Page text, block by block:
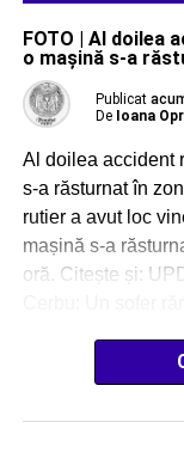
FOTO | Al doilea
o mașină s-a
Publicat
De Ioana
Al doilea accident
s-a răsturnat în
rutier a avut loc
mașină s-a
oră. Citește și: